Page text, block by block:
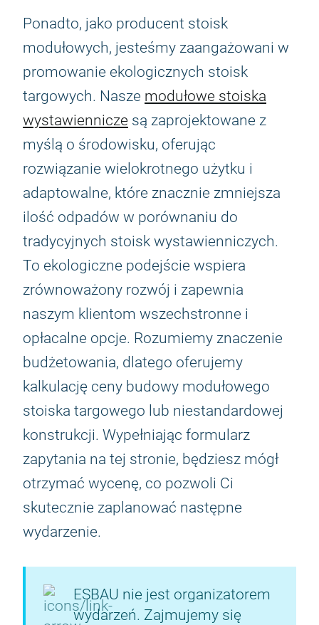
Ponadto, jako producent stoisk
modułowych, jesteśmy zaangażowani w
promowanie ekologicznych stoisk
targowych. Nasze modułowe stoiska
wystawiennicze są zaprojektowane z
myślą o środowisku, oferując
rozwiązanie wielokrotnego użytku i
adaptowalne, które znacznie zmniejsza
ilość odpadów w porównaniu do
tradycyjnych stoisk wystawienniczych.
To ekologiczne podejście wspiera
zrównoważony rozwój i zapewnia
naszym klientom wszechstronne i
opłacalne opcje. Rozumiemy znaczenie
budżetowania, dlatego oferujemy
kalkulację ceny budowy modułowego
stoiska targowego lub niestandardowej
konstrukcji. Wypełniając formularz
zapytania na tej stronie, będziesz mógł
otrzymać wycenę, co pozwoli Ci
skutecznie zaplanować następne
wydarzenie.
ESBAU nie jest organizatorem
wydarzeń. Zajmujemy się